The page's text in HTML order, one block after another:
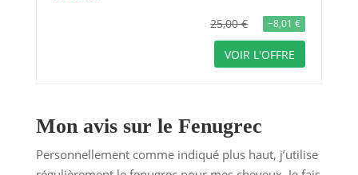
25,00 € −8,01 €
VOIR L'OFFRE
Mon avis sur le Fenugrec
Personnellement comme indiqué plus haut, j’utilise